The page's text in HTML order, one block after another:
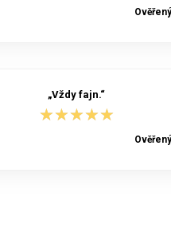
„Vždy fajn.“
★★★★★
★★★★★